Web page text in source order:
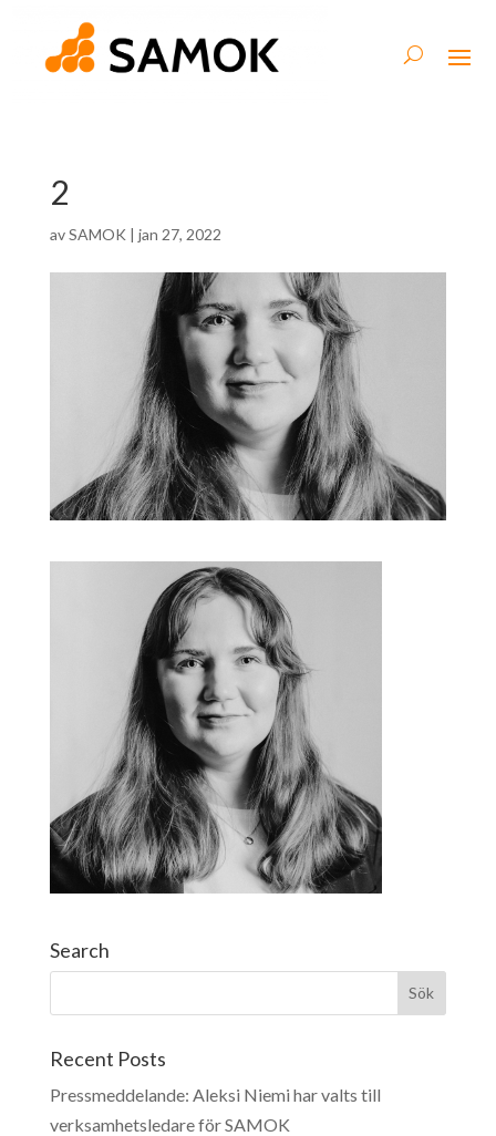
2
avSAMOK | jan 27, 2022
Search
Recent Posts
Pressmeddelande: Aleksi Niemi har valts till
verksamhetsledare för SAMOK